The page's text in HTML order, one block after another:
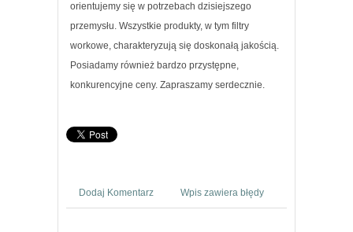
orientujemy się w potrzebach dzisiejszego
przemysłu. Wszystkie produkty, w tym filtry
workowe, charakteryzują się doskonałą jakością.
Posiadamy również bardzo przystępne,
konkurencyjne ceny. Zapraszamy serdecznie.
Dodaj Komentarz Wpis zawiera błędy